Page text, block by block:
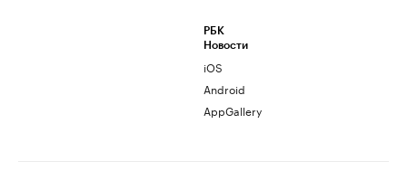
РБК
Новости
iOS
Android
AppGallery